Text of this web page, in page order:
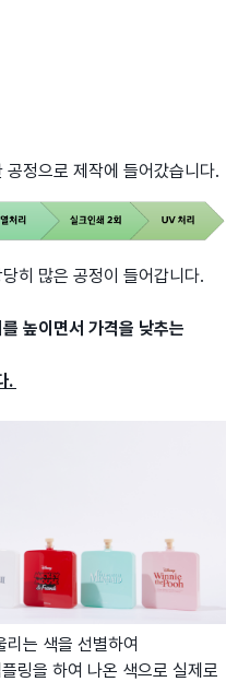
정으로 제작에 들어갔습니다.
히 많은 공정이 들어갑니다.
높이면서 가격을 낮추는
.
는 색을 선별하여
링을 하여 나온 색으로 실제로